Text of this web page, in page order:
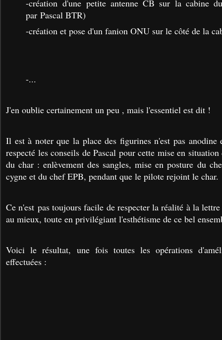
-création d'une petite antenne CB sur la cabine
par Pascal BTR)
-création et pose d'un fanion ONU sur le côté de la
-...
J'en oublie certainement un peu , mais l'essentiel est dit !
Il est à noter que la place des figurines n'est pas anodine
respecté les conseils de Pascal pour cette mise en situation
du char : enlèvement des sangles, mise en posture du
cygne et du chef EPB, pendant que le pilote rejoint le char.
Ce n'est pas toujours facile de respecter la réalité à la
au mieux, toute en privilégiant l'esthétisme de ce bel
Voici le résultat, une fois toutes les opérations
effectuées :